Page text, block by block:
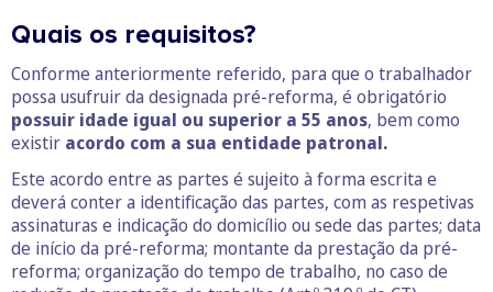
Quais os requisitos?
Conforme anteriormente referido, para que o trabalhador
possa usufruir da designada pré-reforma, é obrigatório
possuir idade igual ou superior a 55 anos, bem como
existir acordo com a sua entidade patronal.
Este acordo entre as partes é sujeito à forma escrita e
deverá conter a identificação das partes, com as respetivas
assinaturas e indicação do domicílio ou sede das partes; data
de início da pré-reforma; montante da prestação da pré-
reforma; organização do tempo de trabalho, no caso de